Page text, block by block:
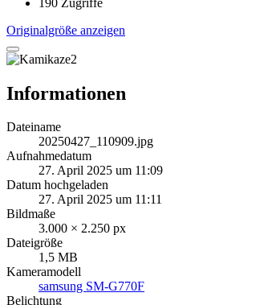
Originalgröße anzeigen
Informationen
Dateiname
20250427_110909.jpg
Aufnahmedatum
27. April 2025 um 11:09
Datum hochgeladen
27. April 2025 um 11:11
Bildmaße
3.000 × 2.250 px
Dateigröße
1,5 MB
Kameramodell
samsung SM-G770F
Belichtung